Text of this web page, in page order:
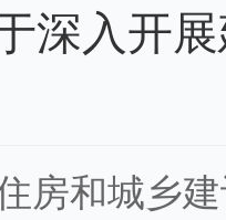
深入开
房和城乡